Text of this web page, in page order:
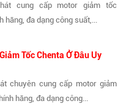
cung cấp motor giảm tốc
hãng, đa dạng công suất,...
Tốc Chenta Ở Đâu Uy
chuyên cung cấp motor giảm
hãng, đa dạng công...